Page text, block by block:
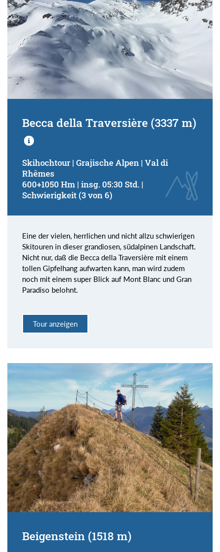
Becca della Traversière (3337 m)
Skihochtour | Grajische Alpen | Val di
Rhêmes
600+1050 Hm | insg. 05:30 Std. |
Schwierigkeit (3 von 6)
Eine der vielen, herrlichen und nicht allzu schwierigen
Skitouren in dieser grandiosen, südalpinen Landschaft.
Nicht nur, daß die Becca della Traversière mit einem
tollen Gipfelhang aufwarten kann, man wird zudem
noch mit einem super Blick auf Mont Blanc und Gran
Paradiso belohnt.
Tour anzeigen
Beigenstein (1518 m)